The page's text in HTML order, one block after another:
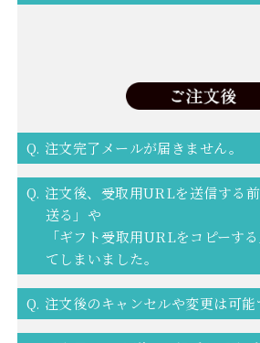
Q. 注文完了メールが届きません。
Q. 注文後、受取用URLを送信する
送る」や
「ギフト受取用URLをコピーす
てしまいました。
Q. 注文後のキャンセルや変更は可能